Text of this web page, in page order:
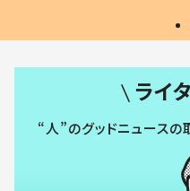
ライ
“人”のグッドニュースの